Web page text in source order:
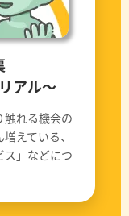
アル〜
触れる機会の
えている、
ス」などにつ